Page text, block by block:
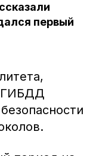
первый
ГИБДД